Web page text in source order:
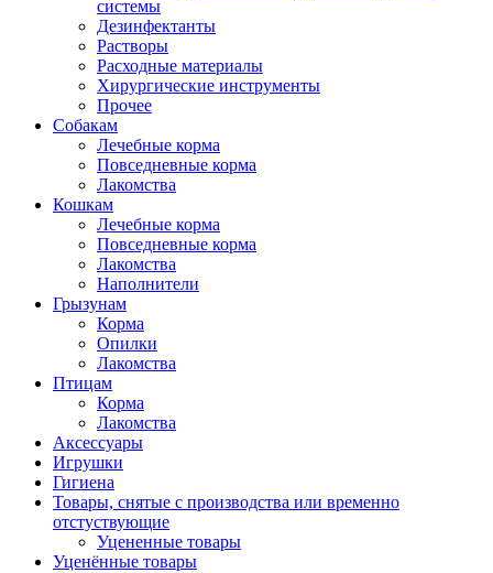
системы
Дезинфектанты
Растворы
Расходные материалы
Хирургические инструменты
Прочее
Собакам
Лечебные корма
Повседневные корма
Лакомства
Кошкам
Лечебные корма
Повседневные корма
Лакомства
Наполнители
Грызунам
Корма
Опилки
Лакомства
Птицам
Корма
Лакомства
Аксессуары
Игрушки
Гигиена
Товары, снятые с производства или временно
отстуствующие
Уцененные товары
Уценённые товары